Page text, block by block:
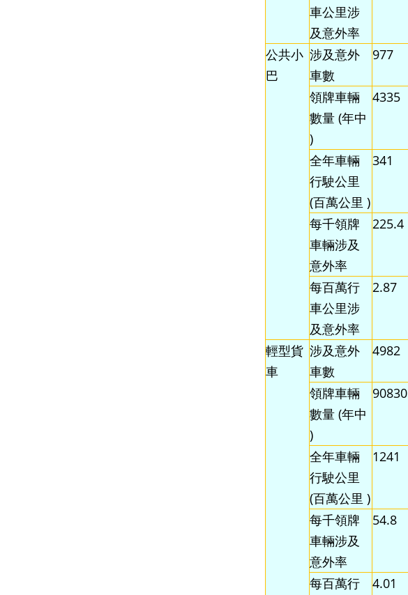
車公里涉
及意外率
公共小
巴
涉及意外
車數
977
領牌車輛
數量 (年中
)
4335
全年車輛
行駛公里
(百萬公里 )
341
每千領牌
車輛涉及
意外率
225.4
每百萬行
車公里涉
及意外率
2.87
輕型貨
車
涉及意外
車數
4982
領牌車輛
數量 (年中
)
90830
全年車輛
行駛公里
(百萬公里 )
1241
每千領牌
車輛涉及
意外率
54.8
每百萬行
4.01